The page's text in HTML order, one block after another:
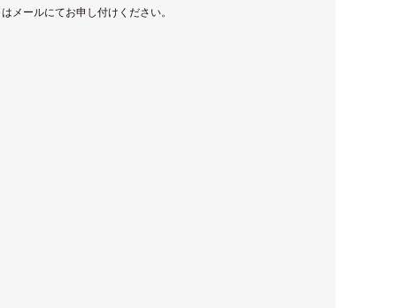
メールにてお申し付けください。